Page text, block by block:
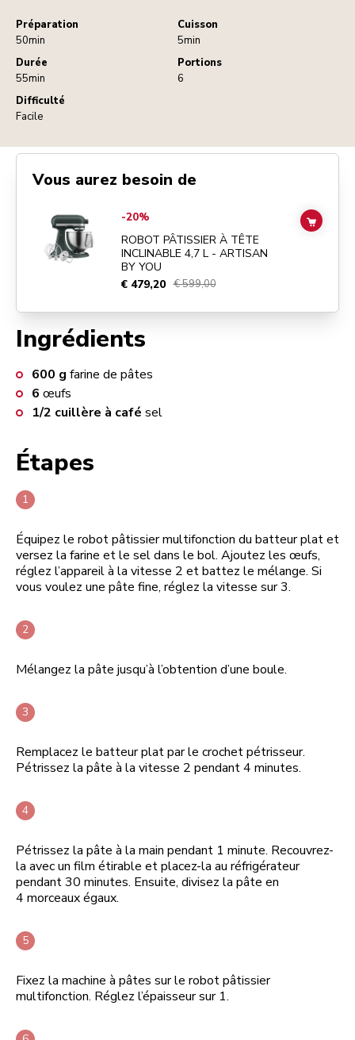
Préparation
50min
Cuisson
5min
Durée
55min
Portions
6
Difficulté
Facile
Ingrédients
600 g farine de pâtes
6 œufs
1/2 cuillère à café sel
Étapes
Équipez le robot pâtissier multifonction du batteur plat et
versez la farine et le sel dans le bol. Ajoutez les œufs,
réglez l’appareil à la vitesse 2 et battez le mélange. Si
vous voulez une pâte fine, réglez la vitesse sur 3.
Mélangez la pâte jusqu’à l’obtention d’une boule.
Remplacez le batteur plat par le crochet pétrisseur.
Pétrissez la pâte à la vitesse 2 pendant 4 minutes.
Pétrissez la pâte à la main pendant 1 minute. Recouvrez-
la avec un film étirable et placez-la au réfrigérateur
pendant 30 minutes. Ensuite, divisez la pâte en
4 morceaux égaux.
Fixez la machine à pâtes sur le robot pâtissier
multifonction. Réglez l’épaisseur sur 1.
Vous aurez besoin de
Go toROBOT PÂTISSIER À TÊTE INCLINABLE 4,7 L - ARTISAN BY
-20%
ROBOT PÂTISSIER À TÊTE
INCLINABLE 4,7 L - ARTISAN
BY YOU
€ 479,20 € 599,00
ADD